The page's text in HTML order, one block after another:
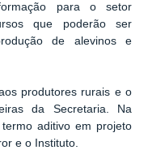
para o setor
que poderão ser
de alevinos e
produtores rurais e o
da Secretaria. Na
aditivo em projeto
e o Instituto.